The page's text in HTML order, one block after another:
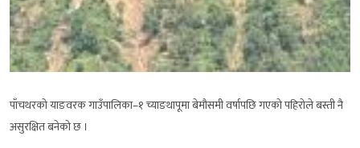
पाँचथरको याङवरक गाउँपालिका–१ च्याङथापूमा बेमौसमी वर्षापछि गएको पहिरोले बस्ती नै
असुरक्षित बनेको छ ।